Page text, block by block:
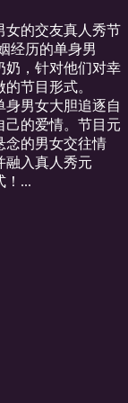
女的交友真人秀节
经历的单身男
奶，针对他们对幸
节目形式。
男女大胆追逐自
己的爱情。节目元
念的男女交往情
融入真人秀元
！...